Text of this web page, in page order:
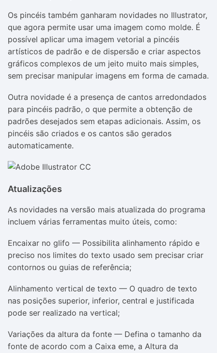
Os pincéis também ganharam novidades no Illustrator,
que agora permite usar uma imagem como molde. É
possível aplicar uma imagem vetorial a pincéis
artísticos de padrão e de dispersão e criar aspectos
gráficos complexos de um jeito muito mais simples,
sem precisar manipular imagens em forma de camada.
Outra novidade é a presença de cantos arredondados
para pincéis padrão, o que permite a obtenção de
padrões desejados sem etapas adicionais. Assim, os
pincéis são criados e os cantos são gerados
automaticamente.
Atualizações
As novidades na versão mais atualizada do programa
incluem várias ferramentas muito úteis, como:
Encaixar no glifo — Possibilita alinhamento rápido e
preciso nos limites do texto usado sem precisar criar
contornos ou guias de referência;
Alinhamento vertical de texto — O quadro de texto
nas posições superior, inferior, central e justificada
pode ser realizado na vertical;
Variações da altura da fonte — Defina o tamanho da
fonte de acordo com a Caixa eme, a Altura da